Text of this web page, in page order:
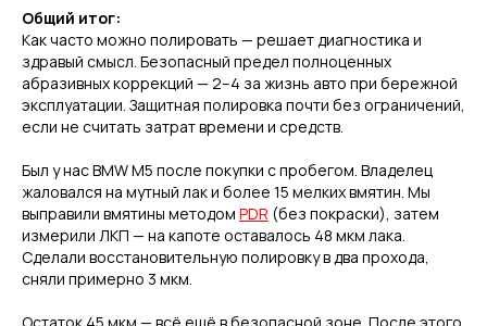
Общий итог:
Как часто можно полировать — решает диагностика и
здравый смысл. Безопасный предел полноценных
абразивных коррекций — 2–4 за жизнь авто при бережной
эксплуатации. Защитная полировка почти без ограничений,
если не считать затрат времени и средств.
Был у нас BMW M5 после покупки с пробегом. Владелец
жаловался на мутный лак и более 15 мелких вмятин. Мы
выправили вмятины методом PDR (без покраски), затем
измерили ЛКП — на капоте оставалось 48 мкм лака.
Сделали восстановительную полировку в два прохода,
сняли примерно 3 мкм.